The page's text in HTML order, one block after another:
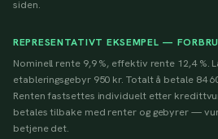
siden.
REPRESENTATIVT EKSEMPEL —
Nominell rente 9,9 %, effektiv rente 12,4 %.
etableringsgebyr 950 kr. Totalt å betale 84
Renten fastsettes individuelt etter
betales tilbake med renter og gebyrer —
betjene det.